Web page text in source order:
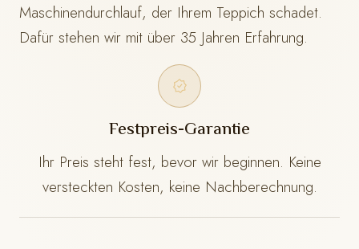
Maschinendurchlauf, der Ihrem Teppich schadet.
Dafür stehen wir mit über 35 Jahren Erfahrung.
Festpreis-Garantie
Ihr Preis steht fest, bevor wir beginnen. Keine
versteckten Kosten, keine Nachberechnung.